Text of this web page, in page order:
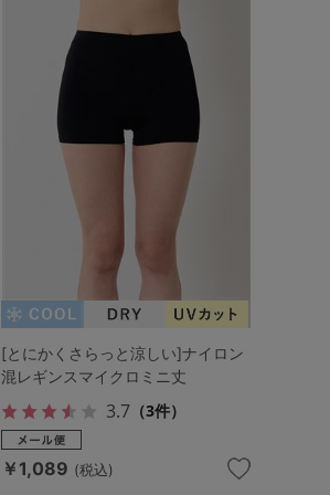
[とにかくさらっと涼しい]ナイロン
混レギンスマイクロミニ丈
3.7 （3件）
￥1,089 (税込)